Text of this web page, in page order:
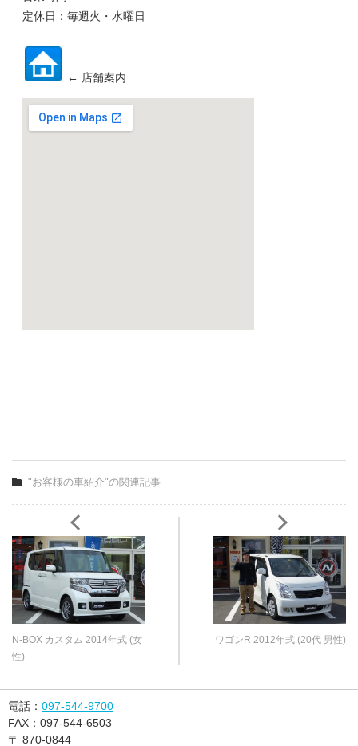
定休日：毎週火・水曜日
← 店舗案内
"お客様の車紹介"の関連記事
N-BOX カスタム 2014年式 (女
性)
ワゴンR 2012年式 (20代 男性)
電話： 097-544-9700
FAX： 097-544-6503
〒 870-0844